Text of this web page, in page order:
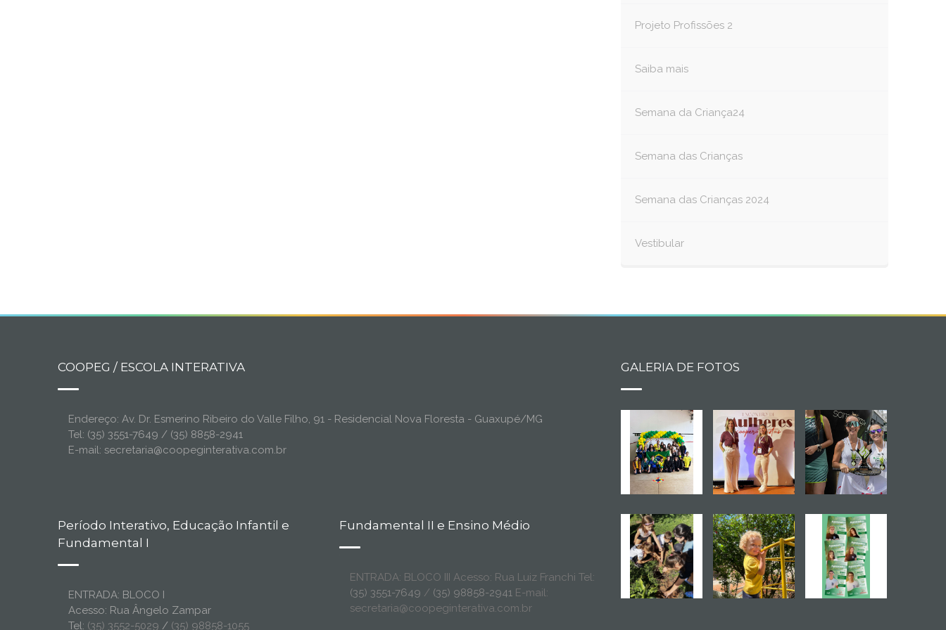
Projeto Profissões 2
Saiba mais
Semana da Criança24
Semana das Crianças
Semana das Crianças 2024
Vestibular
COOPEG / ESCOLA INTERATIVA
Endereço: Av. Dr. Esmerino Ribeiro do Valle Filho, 91 - Residencial Nova Floresta - Guaxupé/MG
Tel: (35) 3551-7649 / (35) 8858-2941
E-mail: secretaria@coopeginterativa.com.br
Período Interativo, Educação Infantil e
Fundamental I
ENTRADA: BLOCO I
Acesso: Rua Ângelo Zampar
Tel: (35) 3552-5029 / (35) 98858-1055
Fundamental II e Ensino Médio
ENTRADA: BLOCO III Acesso: Rua Luiz Franchi Tel:
(35) 3551-7649 / (35) 98858-2941E-mail:
secretaria@coopeginterativa.com.br
GALERIA DE FOTOS